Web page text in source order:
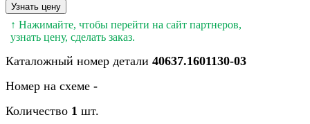
Узнать цену
↑ Нажимайте, чтобы перейти на сайт партнеров,
узнать цену, сделать заказ.
Каталожный номер детали 40637.1601130-03
Номер на схеме -
Количество 1 шт.